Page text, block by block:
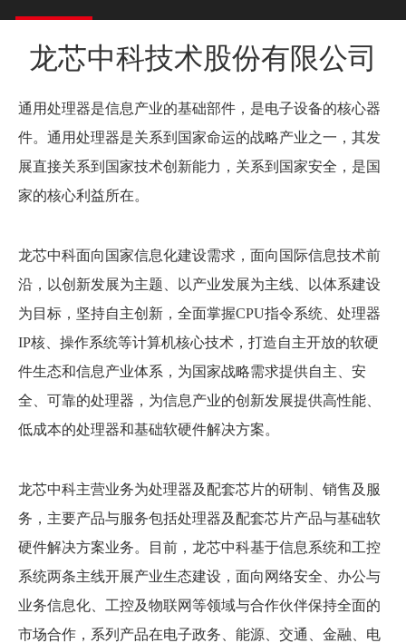
龙芯中科技术股份有限公司
通用处理器是信息产业的基础部件，是电子设备的核心器
件。通用处理器是关系到国家命运的战略产业之一，其发
展直接关系到国家技术创新能力，关系到国家安全，是国
家的核心利益所在。
龙芯中科面向国家信息化建设需求，面向国际信息技术前
沿，以创新发展为主题、以产业发展为主线、以体系建设
为目标，坚持自主创新，全面掌握CPU指令系统、处理器
IP核、操作系统等计算机核心技术，打造自主开放的软硬
件生态和信息产业体系，为国家战略需求提供自主、安
全、可靠的处理器，为信息产业的创新发展提供高性能、
低成本的处理器和基础软硬件解决方案。
龙芯中科主营业务为处理器及配套芯片的研制、销售及服
务，主要产品与服务包括处理器及配套芯片产品与基础软
硬件解决方案业务。目前，龙芯中科基于信息系统和工控
系统两条主线开展产业生态建设，面向网络安全、办公与
业务信息化、工控及物联网等领域与合作伙伴保持全面的
市场合作，系列产品在电子政务、能源、交通、金融、电